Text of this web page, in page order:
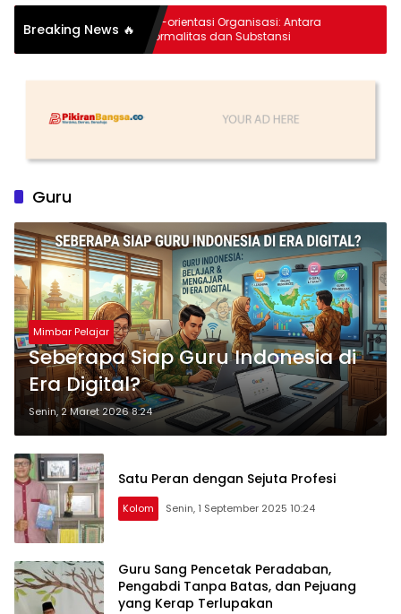
Breaking News 🔥Re-orientasi Organisasi: Antara
Formalitas dan Substansi
Guru
Mimbar Pelajar
Seberapa Siap Guru Indonesia di
Era Digital?
Senin, 2 Maret 2026 8:24
Satu Peran dengan Sejuta Profesi
Kolom Senin, 1 September 2025 10:24
Guru Sang Pencetak Peradaban,
Pengabdi Tanpa Batas, dan Pejuang
yang Kerap Terlupakan